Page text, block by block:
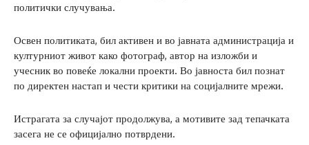
политички случувања.
Освен политиката, бил активен и во јавната администрација и
културниот живот како фотограф, автор на изложби и
учесник во повеќе локални проекти. Во јавноста бил познат
по директен настап и чести критики на социјалните мрежи.
Истрагата за случајот продолжува, а мотивите зад тепачката
засега не се официјално потврдени.